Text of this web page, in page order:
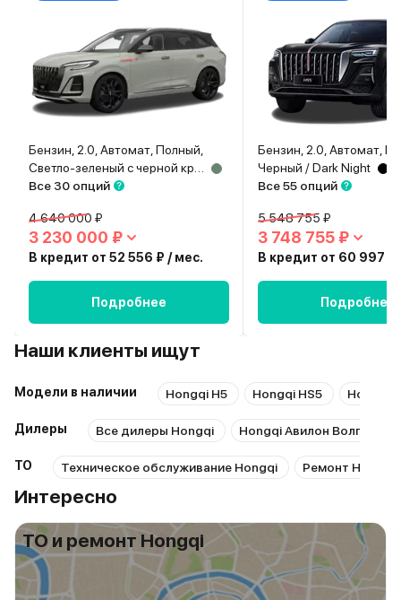
Бензин, 2.0, Автомат, Полный,
Все 30 опций
4 640 000 ₽
3 230 000 ₽
В кредит от 52 556 ₽ / мес.
Подробнее
Бензин, 2.0, Автомат,
Черный / Dark Night
Все 55 опций
5 548 755 ₽
3 748 755 ₽
В кредит от 60 997 ₽
Подробнее
Наши клиенты ищут
Модели в наличии Hongqi H5 Hongqi HS5 Hongqi
Дилеры Все дилеры Hongqi Hongqi Авилон
ТО Техническое обслуживание Hongqi Ремонт Hongqi
Интересно
ТО и ремонт Hongqi